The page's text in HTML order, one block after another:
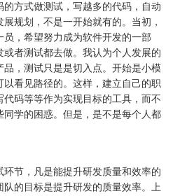
方式做测试，写越多的代码，自动
规划，不是一开始就有的。当初，
，希望努力成为软件开发的一部
者测试都去做。我认为个人发展的
，测试只是是切入点。开始是小模
看见路径的。这样，建立自己的职
码等等作为实现目标的工具，而不
学的困惑。但是，是不是每个人都
节，凡是能提升研发质量和效率的
的目标是提升研发的质量效率。上